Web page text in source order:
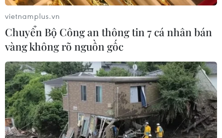
vietnamplus.vn
Chuyển Bộ Công an thông tin 7 cá nhân bán
vàng không rõ nguồn gốc